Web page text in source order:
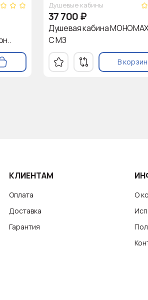
Душевые кабины
37 700₽
Душевая кабина
С МЗ
В
КЛИЕНТАМ
Оплата
Доставка
Гарантия
О